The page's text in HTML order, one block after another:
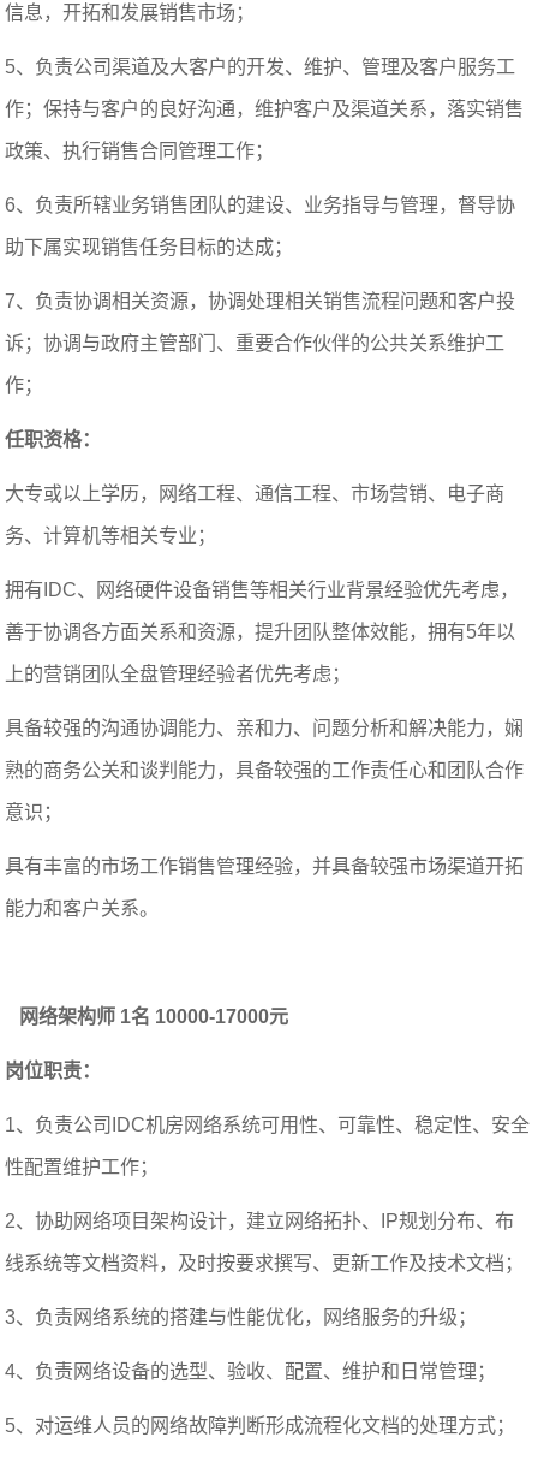
信息，开拓和发展销售市场；
5、负责公司渠道及大客户的开发、维护、管理及客户服务工
作；保持与客户的良好沟通，维护客户及渠道关系，落实销售
政策、执行销售合同管理工作；
6、负责所辖业务销售团队的建设、业务指导与管理，督导协
助下属实现销售任务目标的达成；
7、负责协调相关资源，协调处理相关销售流程问题和客户投
诉；协调与政府主管部门、重要合作伙伴的公共关系维护工
作；
任职资格：
大专或以上学历，网络工程、通信工程、市场营销、电子商
务、计算机等相关专业；
拥有IDC、网络硬件设备销售等相关行业背景经验优先考虑，
善于协调各方面关系和资源，提升团队整体效能，拥有5年以
上的营销团队全盘管理经验者优先考虑；
具备较强的沟通协调能力、亲和力、问题分析和解决能力，娴
熟的商务公关和谈判能力，具备较强的工作责任心和团队合作
意识；
具有丰富的市场工作销售管理经验，并具备较强市场渠道开拓
能力和客户关系。
网络架构师 1名 10000-17000元
岗位职责：
1、负责公司IDC机房网络系统可用性、可靠性、稳定性、安全
性配置维护工作；
2、协助网络项目架构设计，建立网络拓扑、IP规划分布、布
线系统等文档资料，及时按要求撰写、更新工作及技术文档；
3、负责网络系统的搭建与性能优化，网络服务的升级；
4、负责网络设备的选型、验收、配置、维护和日常管理；
5、对运维人员的网络故障判断形成流程化文档的处理方式；